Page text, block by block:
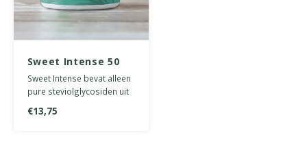
Sweet Intense 50
gram
Sweet Intense bevat alleen
pure steviolglycosiden uit
dan suiker.
€13,75